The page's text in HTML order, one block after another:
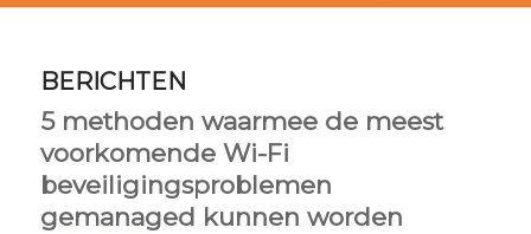
BERICHTEN
5 methoden waarmee de meest
voorkomende Wi-Fi
beveiligingsproblemen
gemanaged kunnen worden